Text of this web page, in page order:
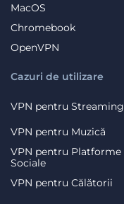
MacOS
Chromebook
OpenVPN
Cazuri de utilizare
VPN pentru Streaming
VPN pentru Muzică
VPN pentru Platforme
Sociale
VPN pentru Călătorii